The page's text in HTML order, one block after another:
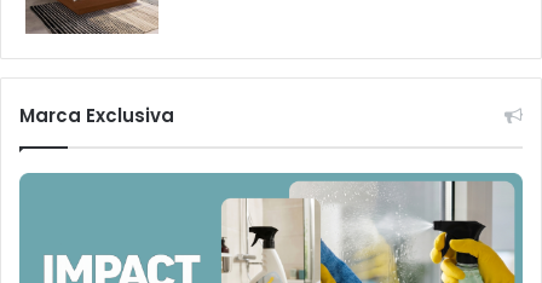
Marca Exclusiva